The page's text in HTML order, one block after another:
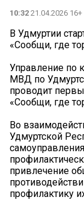
10:32 21.04.2026 16+
В Удмуртии
«Сообщи, где
Управление по
МВД по
проводит
«Сообщи, где
Во
Удмуртской
привлечение
профилактику